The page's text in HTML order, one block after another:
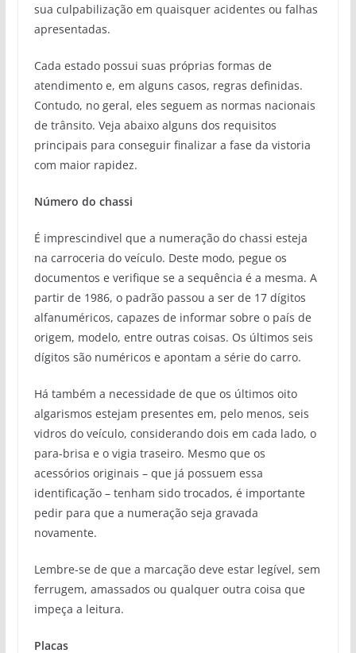
sua culpabilização em quaisquer acidentes ou falhas
apresentadas.
Cada estado possui suas próprias formas de
atendimento e, em alguns casos, regras definidas.
Contudo, no geral, eles seguem as normas nacionais
de trânsito. Veja abaixo alguns dos requisitos
principais para conseguir finalizar a fase da vistoria
com maior rapidez.
Número do chassi
É imprescindivel que a numeração do chassi esteja
na carroceria do veículo. Deste modo, pegue os
documentos e verifique se a sequência é a mesma. A
partir de 1986, o padrão passou a ser de 17 dígitos
alfanuméricos, capazes de informar sobre o país de
origem, modelo, entre outras coisas. Os últimos seis
dígitos são numéricos e apontam a série do carro.
Há também a necessidade de que os últimos oito
algarismos estejam presentes em, pelo menos, seis
vidros do veículo, considerando dois em cada lado, o
para-brisa e o vigia traseiro. Mesmo que os
acessórios originais – que já possuem essa
identificação – tenham sido trocados, é importante
pedir para que a numeração seja gravada
novamente.
Lembre-se de que a marcação deve estar legível, sem
ferrugem, amassados ou qualquer outra coisa que
impeça a leitura.
Placas